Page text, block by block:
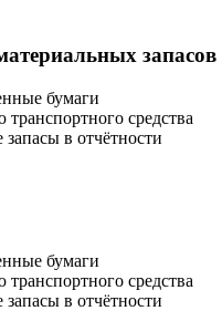
запасов
бумаги
средства
в отчётности
бумаги
средства
в отчётности